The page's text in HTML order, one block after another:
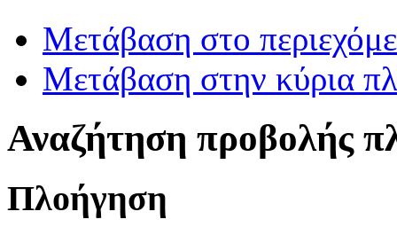
Μετάβαση στο
Μετάβαση στην κύρια
Αναζήτηση προβολής
Πλοήγηση